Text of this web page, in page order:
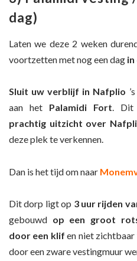
dag)
Laten we deze 2 weken
voortzetten met nog een dag in
Sluit uw verblijf in Nafplio
aan het Palamidi Fort. Dit
prachtig uitzicht over
deze plek te verkennen.
Dan is het tijd om naar
Dit dorp ligt op 3 uur rijden
gebouwd op een groot
door een klif en niet
door een zware vestingmuur